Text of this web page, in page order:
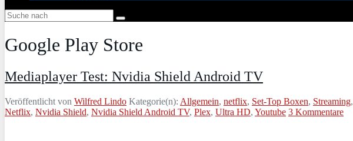
Google Play Store
Mediaplayer Test: Nvidia Shield Android TV
Veröffentlicht von Wilfred Lindo Kategorie(n): Allgemein, netflix, Set-Top Boxen, Streaming,
Netflix, Nvidia Shield, Nvidia Shield Android TV, Plex, Ultra HD, Youtube 3 Kommentare